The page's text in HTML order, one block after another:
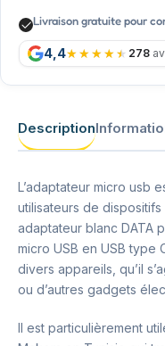
Livraison gratuite pour
4,4 278
Description
L’adaptateur micro usb
utilisateurs de
adaptateur blanc DATA
micro USB en USB type
divers appareils, qu’il
ou d’autres gadgets
Il est particulièrement